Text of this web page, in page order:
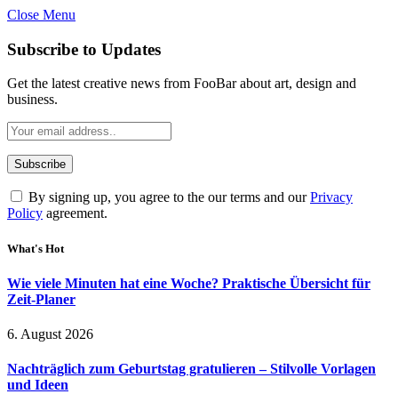
Close Menu
Subscribe to Updates
Get the latest creative news from FooBar about art, design and
business.
By signing up, you agree to the our terms and ourPrivacy
Policy agreement.
What's Hot
Wie viele Minuten hat eine Woche? Praktische Übersicht für
Zeit-Planer
6. August 2026
Nachträglich zum Geburtstag gratulieren – Stilvolle Vorlagen
und Ideen